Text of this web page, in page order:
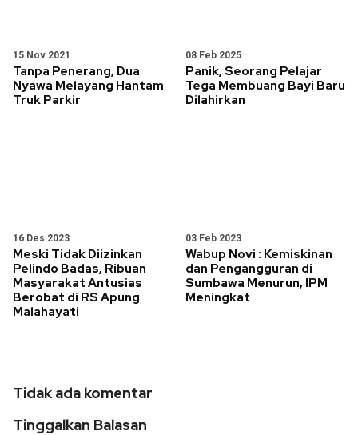
15 Nov 2021
Tanpa Penerang, Dua
Nyawa Melayang Hantam
Truk Parkir
08 Feb 2025
Panik, Seorang Pelajar
Tega Membuang Bayi Baru
Dilahirkan
16 Des 2023
Meski Tidak Diizinkan
Pelindo Badas, Ribuan
Masyarakat Antusias
Berobat di RS Apung
Malahayati
03 Feb 2023
Wabup Novi : Kemiskinan
dan Pengangguran di
Sumbawa Menurun, IPM
Meningkat
Tidak ada komentar
Tinggalkan Balasan